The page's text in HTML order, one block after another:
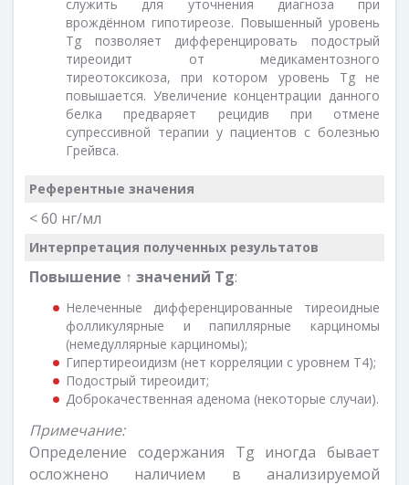
служить для уточнения диагноза при
врождённом гипотиреозе. Повы­шенный уровень
Тg позволяет дифференцировать подострый
тиреоидит от медикаментозного
тиреотоксикоза, при котором уровень Тg не
повышается. Увеличение концентрации данного
белка предваряет рецидив при отмене
супрессивной терапии у пациентов с болезнью
Грейвса.
Референтные значения
< 60 нг/мл
Интерпретация полученных результатов
Повышение ↑ значений Tg:
Нелеченные дифференцированные тиреоидные
фолликулярные и папиллярные карциномы
(немедуллярные карциномы);
Гипертиреоидизм (нет корреляции с уровнем Т4);
Подострый тиреоидит;
Доброкачественная аденома (некоторые случаи).
Примечание:
Определение содержания Тg иногда бывает
осложнено наличием в анализируемой